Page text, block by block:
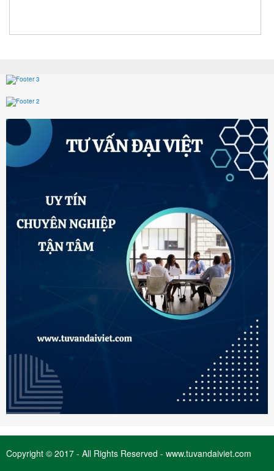
Copyright © 2017 - All Rights Reserved - www.tuvandaiviet.com